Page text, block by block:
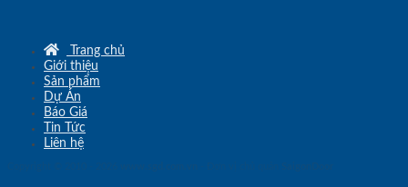
Trang chủ
Giới thiệu
Sản phẩm
Dự Án
Báo Giá
Tin Tức
Liên hệ